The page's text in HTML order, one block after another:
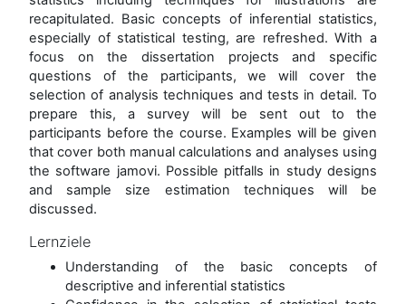
recapitulated. Basic concepts of inferential statistics,
especially of statistical testing, are refreshed. With a
focus on the dissertation projects and specific
questions of the participants, we will cover the
selection of analysis techniques and tests in detail. To
prepare this, a survey will be sent out to the
participants before the course. Examples will be given
that cover both manual calculations and analyses using
the software jamovi. Possible pitfalls in study designs
and sample size estimation techniques will be
discussed.
Lernziele
Understanding of the basic concepts of
descriptive and inferential statistics